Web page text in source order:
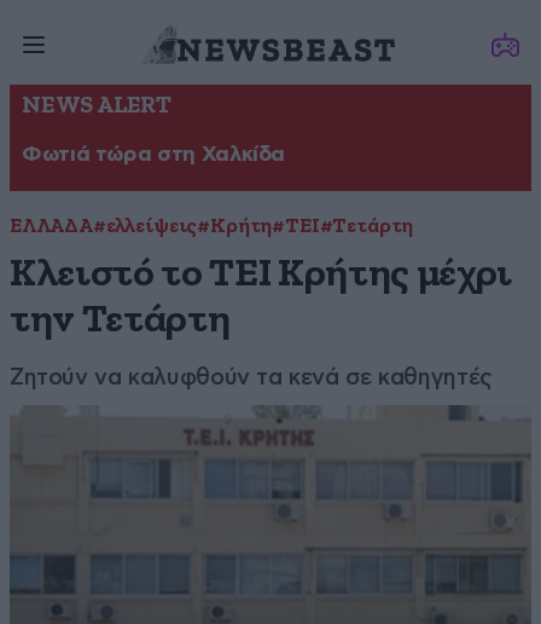
NEWS ALERT
Φωτιά τώρα στη Χαλκίδα
ΕΛΛΑΔΑ#ελλείψεις#Κρήτη#ΤΕΙ#Τετάρτη
Κλειστό το ΤΕΙ Κρήτης μέχρι
την Τετάρτη
Ζητούν να καλυφθούν τα κενά σε καθηγητές